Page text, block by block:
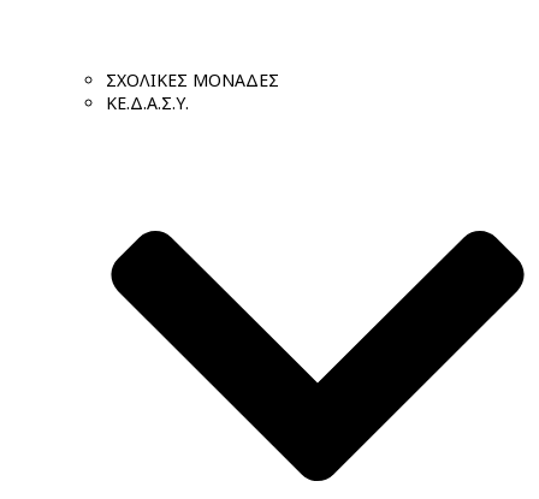
ΣΧΟΛΙΚΕΣ ΜΟΝΑΔΕΣ
ΚΕ.Δ.Α.Σ.Υ.